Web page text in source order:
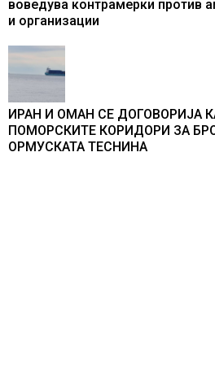
воведува контрамерки против
и организации
ИРАН И ОМАН СЕ ДОГОВОРИЈА
ПОМОРСКИТЕ КОРИДОРИ ЗА
ОРМУСКАТА ТЕСНИНА